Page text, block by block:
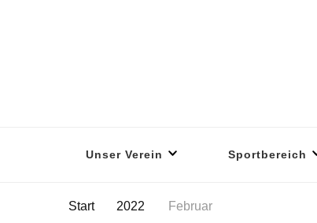
Unser Verein Sportbereich
Start 2022 Februar